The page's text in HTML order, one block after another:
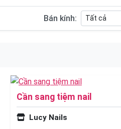
Bán kính:
Cần sang tiệm nail
Lucy Nails